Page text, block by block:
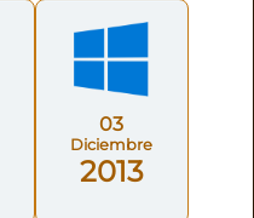
03
Diciembre
2013